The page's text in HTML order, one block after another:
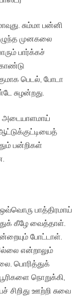
சும்மா பன்னி
முனகலை
பார்க்கச்
பெடல், போடா
சுழன்றது.
அடையாளமாய்
பன்றிகள்
ஒவ்வொரு பாத்திரமாய்
கீழே வைத்தாள்.
போட்டாள்.
என்றாலும்
பொரித்துக்
நொறுக்கி,
ஊற்றி சுவை